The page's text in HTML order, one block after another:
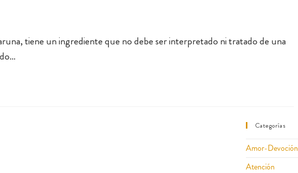
tiene un ingrediente que no debe ser interpretado ni tratado de una
Categorías
Amor-Devoción
Atención